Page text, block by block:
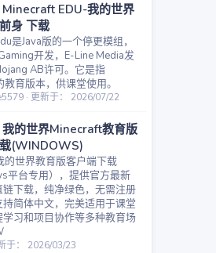
Minecraft EDU-我的世界
身 下载
是Java版的一个停更模组，
开发，E-Line Media发
AB许可。它是指
育版本，供课堂使用。
更新于： 2026/07/22
我的世界Minecraft教育版
(WINDOWS)
的世界教育版客户端下载
平台专用），提供官方最新
下载，纯净绿色，无需注册
简体中文，完美适用于课堂
习和项目协作等多种教育场
于： 2026/03/23